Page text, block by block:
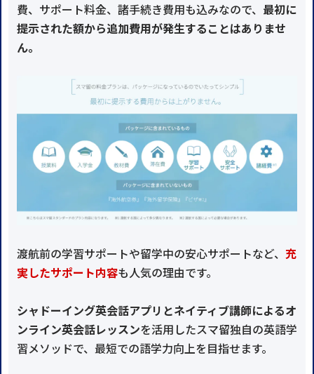
費、サポート料金、諸手続き費用も込みなので、 最初に
提示された額から追加費用が発生することはありませ
ん。
渡航前の学習サポートや留学中の安心サポートなど、 充
実したサポート内容も人気の理由です。
シャドーイング英会話アプリとネイティブ講師によるオ
ンライン英会話レッスンを活用したスマ留独自の英語学
習メソッドで、最短での語学力向上を目指せます。